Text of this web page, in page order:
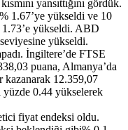
yansıttığını gördük.
1.67’ye yükseldi ve 10
1.73’e yükseldi. ABD
yükseldi.
İngiltere’de FTSE
puana, Almanya’da
12.359,07
yüzde 0.44 yükselerek
fiyat endeksi oldu.